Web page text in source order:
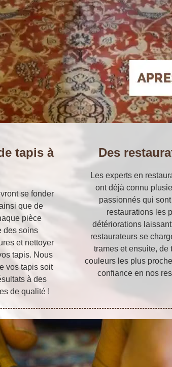
tapis à
se fonder
que de
pièce
des soins
et nettoyer
tapis. Nous
vos tapis soit
à des
de qualité !
Des
Les experts en
ont déjà connu
passionnés qui
restaurations les
détériorations
restaurateurs se
trames et ensuite,
couleurs les plus
confiance en nos